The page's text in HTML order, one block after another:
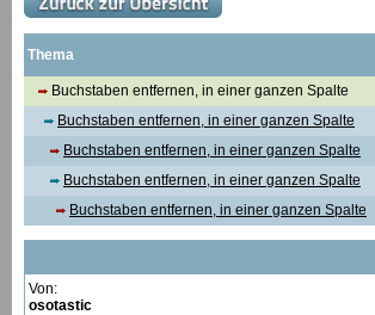
Thema
Buchstaben entfernen, in einer ganzen Spalte
Buchstaben entfernen, in einer ganzen Spalte
Buchstaben entfernen, in einer ganzen Spalte
Buchstaben entfernen, in einer ganzen Spalte
Buchstaben entfernen, in einer ganzen Spalte
Von:
osotastic